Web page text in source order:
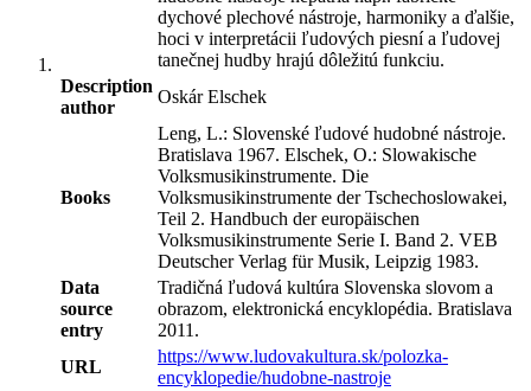
dychové plechové nástroje, harmoniky a ďalšie,
hoci v interpretácii ľudových piesní a ľudovej
tanečnej hudby hrajú dôležitú funkciu.
Description
author
Oskár Elschek
Books
Leng, L.: Slovenské ľudové hudobné nástroje.
Bratislava 1967. Elschek, O.: Slowakische
Volksmusikinstrumente. Die
Volksmusikinstrumente der Tschechoslowakei,
Teil 2. Handbuch der europäischen
Volksmusikinstrumente Serie I. Band 2. VEB
Deutscher Verlag für Musik, Leipzig 1983.
Data
source
entry
Tradičná ľudová kultúra Slovenska slovom a
obrazom, elektronická encyklopédia. Bratislava
2011.
URL
https://www.ludovakultura.sk/polozka-
encyklopedie/hudobne-nastroje